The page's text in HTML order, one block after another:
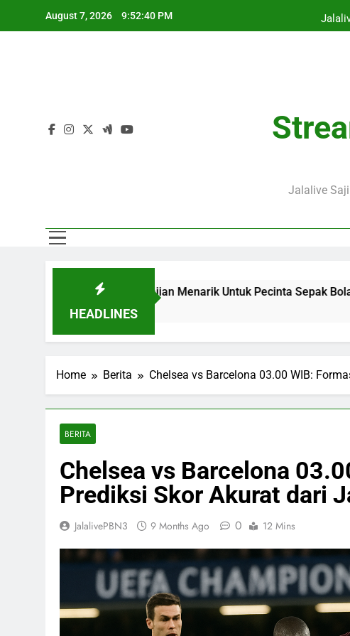
August 7, 2026 9:52:42 PM
Jalalive
HEADLINES
Sajian Menarik Untuk Pecinta Sepak Bola Nasional
Home Berita Chelsea vs Barcelona 03.00 WIB:
BERITA
Chelsea vs Barcelona
Prediksi Skor Akurat dari
JalalivePBN3 9 Months Ago 0 12 Mins